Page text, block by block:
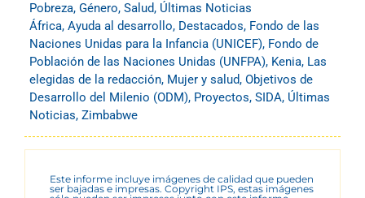
Pobreza, Género, Salud, Últimas Noticias
África, Ayuda al desarrollo, Destacados, Fondo de las
Naciones Unidas para la Infancia (UNICEF), Fondo de
Población de las Naciones Unidas (UNFPA), Kenia, Las
elegidas de la redacción, Mujer y salud, Objetivos de
Desarrollo del Milenio (ODM), Proyectos, SIDA, Últimas
Noticias, Zimbabwe
Este informe incluye imágenes de calidad que pueden
ser bajadas e impresas. Copyright IPS, estas imágenes